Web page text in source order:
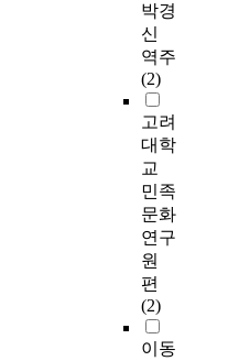
박경
신
역주
(2)
고려
대학
교
민족
문화
연구
원
편
(2)
이동